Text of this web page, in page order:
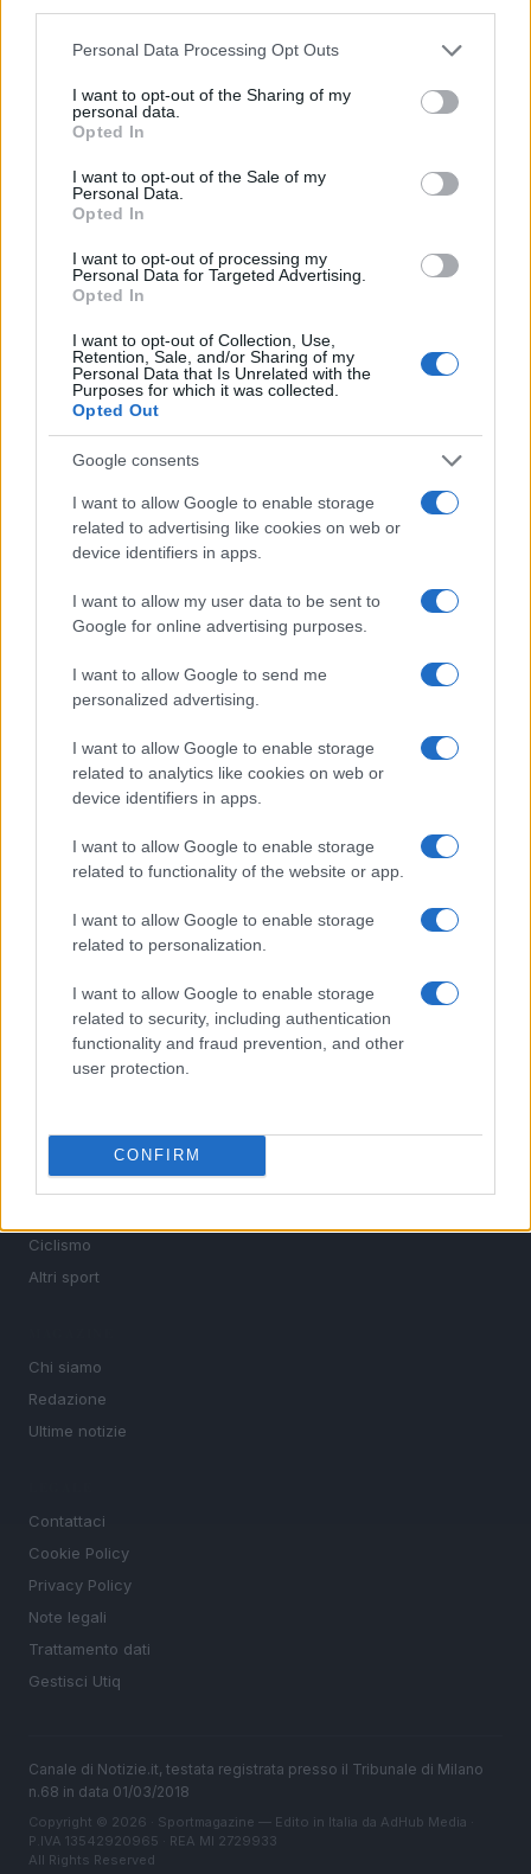
Please note that this website/app uses one or more Google
not limited to your visit or usage behaviour. You may click to
grant or deny consent to Google and its third-party tags to
use your data for below specified purposes in below Google
consent section.
Personal Data Processing Opt Outs
I want to opt-out of the Sharing of my
personal data.
Opted In
I want to opt-out of the Sale of my
Personal Data.
Opted In
I want to opt-out of processing my
Personal Data for Targeted Advertising.
Opted In
I want to opt-out of Collection, Use,
Retention, Sale, and/or Sharing of my
Personal Data that Is Unrelated with the
Purposes for which it was collected.
Opted Out
Google consents
I want to allow Google to enable storage
related to advertising like cookies on web or
device identifiers in apps.
I want to allow my user data to be sent to
Google for online advertising purposes.
I want to allow Google to send me
personalized advertising.
I want to allow Google to enable storage
related to analytics like cookies on web or
device identifiers in apps.
I want to allow Google to enable storage
related to functionality of the website or app.
I want to allow Google to enable storage
related to personalization.
I want to allow Google to enable storage
related to security, including authentication
functionality and fraud prevention, and other
user protection.
CONFIRM
Pallavolo Padova 2026: il calendario dettagliato della
preparazione pre-campionato
Francesca Lombardi · 8 Ago 2026
Chouchaa: chi è il calciatore algerino?
2
estiva in diretta
Lazio e Milan: tutti gli ex calciatori che hanno
indossato le due maglie
A quanto ammonta il patrimonio di Andrea Pirlo?
Il patrimonio di Alex Del Piero: tutti i guadagni di
Pinturicchio
Sportmagazine: notizie, approfondimenti e classifiche su
MotoGP e Olimpiadi. Le ultime news dalle competizioni
nazionali e internazionali, gli highlight delle partite, le
le discipline che fanno emozionare gli appassionati di
Basket
Ciclismo
Altri sport
Chi siamo
Redazione
Ultime notizie
Contattaci
Cookie Policy
Privacy Policy
Note legali
Trattamento dati
Gestisci Utiq
Canale di Notizie.it, testata registrata presso il Tribunale di Milano
n.68 in data 01/03/2018
Copyright © 2026 · Sportmagazine — Edito in Italia da AdHub Media
P.IVA 13542920965 · REA MI 2729933
All Rights Reserved